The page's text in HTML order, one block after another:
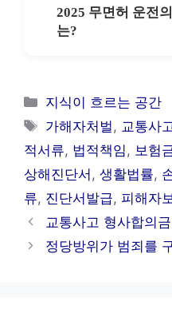
2025 무면허 운전
는?
카
테
고
리
지식이 흐르는 공간
태
그
가해자처벌 , 교통사
적서류, 법적책임 , 보험
상해진단서 , 생활법률,
류, 진단서발급, 피해자
교통사고 형사합의
정당방위가 범죄를